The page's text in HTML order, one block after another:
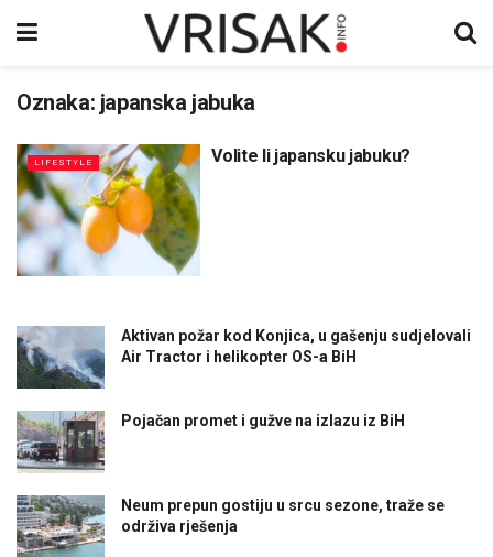
Oznaka: japanska jabuka
LIFESTYLE Volite li japansku jabuku?
Aktivan požar kod Konjica, u gašenju sudjelovali
Air Tractor i helikopter OS-a BiH
Pojačan promet i gužve na izlazu iz BiH
Neum prepun gostiju u srcu sezone, traže se
održiva rješenja